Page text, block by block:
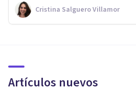
Cristina Salguero Villamor
Artículos nuevos